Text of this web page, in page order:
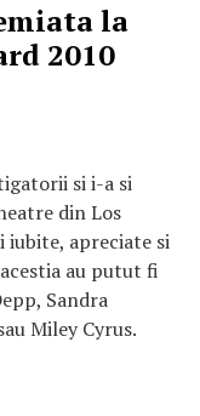
la
2010
si i-a si
din Los
iubite, apreciate si
au putut fi
Sandra
Miley Cyrus.